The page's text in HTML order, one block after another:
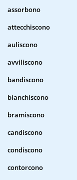
assorbono
attecchiscono
auliscono
avviliscono
bandiscono
bianchiscono
bramiscono
candiscono
condiscono
contorcono